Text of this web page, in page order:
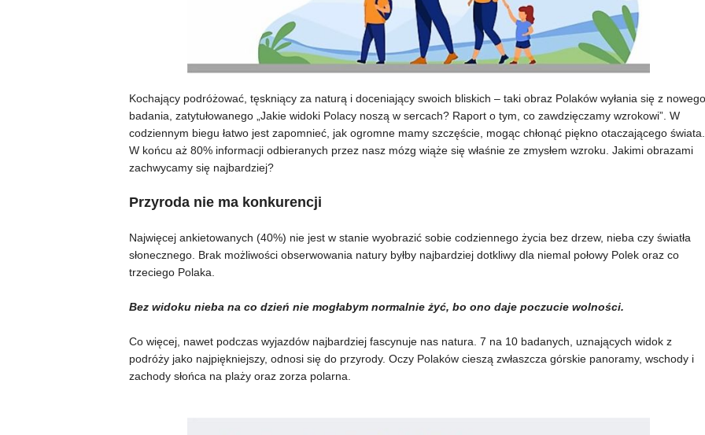
Kochający podróżować, tęskniący za naturą i doceniający swoich bliskich – taki obraz Polaków wyłania się z nowego
badania, zatytułowanego „Jakie widoki Polacy noszą w sercach? Raport o tym, co zawdzięczamy wzrokowi”. W
codziennym biegu łatwo jest zapomnieć, jak ogromne mamy szczęście, mogąc chłonąć piękno otaczającego świata.
W końcu aż 80% informacji odbieranych przez nasz mózg wiąże się właśnie ze zmysłem wzroku. Jakimi obrazami
zachwycamy się najbardziej?
Przyroda nie ma konkurencji
Najwięcej ankietowanych (40%) nie jest w stanie wyobrazić sobie codziennego życia bez drzew, nieba czy światła
słonecznego. Brak możliwości obserwowania natury byłby najbardziej dotkliwy dla niemal połowy Polek oraz co
trzeciego Polaka.
Bez widoku nieba na co dzień nie mogłabym normalnie żyć, bo ono daje poczucie wolności.
Co więcej, nawet podczas wyjazdów najbardziej fascynuje nas natura. 7 na 10 badanych, uznających widok z
podróży jako najpiękniejszy, odnosi się do przyrody. Oczy Polaków cieszą zwłaszcza górskie panoramy, wschody i
zachody słońca na plaży oraz zorza polarna.